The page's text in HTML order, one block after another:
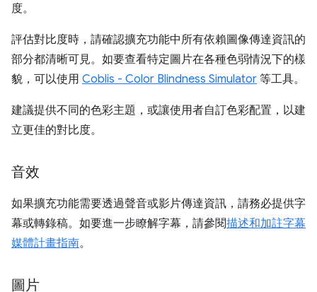
度。
評估對比度時，請確認擴充功能中所有依賴圖像傳達資訊的
部分都清晰可見。如要查看特定圖片在各種色弱情況下的樣
貌，可以使用 Coblis - Color Blindness Simulator 等工具。
建議提供不同的色彩主題，或讓使用者自訂色彩配置，以建
立更佳的對比度。
音效
如果擴充功能需要透過聲音或影片傳達資訊，請務必提供字
幕或轉錄稿。如要進一步瞭解字幕，請參閱描述和加註字幕
媒體計畫指南。
圖片